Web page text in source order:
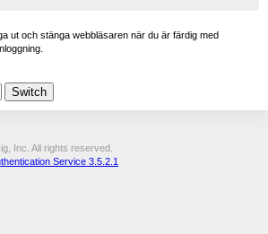
ut och stänga webbläsaren när du är färdig med
Inc. All rights reserved.
Service 3.5.2.1